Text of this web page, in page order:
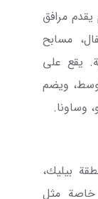
مرافق
مسابح
يقع على
ويضم
وساونا.
بيليك،
خاصة مثل